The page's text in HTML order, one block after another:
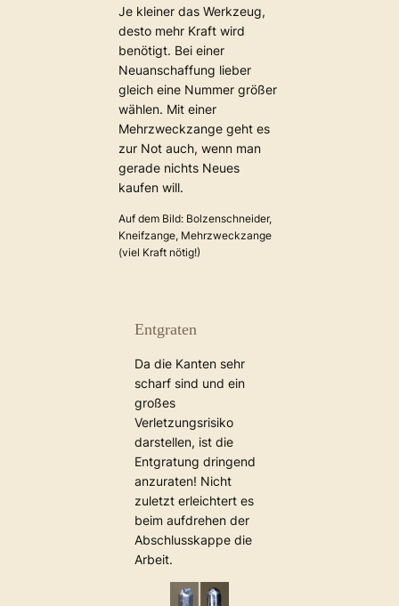
Je kleiner das Werkzeug,
desto mehr Kraft wird
benötigt. Bei einer
Neuanschaffung lieber
gleich eine Nummer größer
wählen. Mit einer
Mehrzweckzange geht es
zur Not auch, wenn man
gerade nichts Neues
kaufen will.
Auf dem Bild: Bolzenschneider,
Kneifzange, Mehrzweckzange
(viel Kraft nötig!)
Entgraten
Da die Kanten sehr
scharf sind und ein
großes
Verletzungsrisiko
darstellen, ist die
Entgratung dringend
anzuraten! Nicht
zuletzt erleichtert es
beim aufdrehen der
Abschlusskappe die
Arbeit.